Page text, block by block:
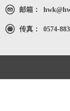
邮箱：
传真： 0574-